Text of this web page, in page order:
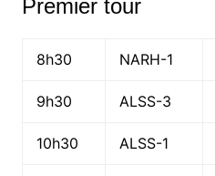
Premier tour
8h30 NARH-1
9h30 ALSS-3
10h30 ALSS-1